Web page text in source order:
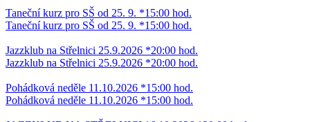
Taneční kurz pro SŠ od 25. 9. *15:00 hod.
Taneční kurz pro SŠ od 25. 9. *15:00 hod.
Jazzklub na Střelnici 25.9.2026 *20:00 hod.
Jazzklub na Střelnici 25.9.2026 *20:00 hod.
Pohádková neděle 11.10.2026 *15:00 hod.
Pohádková neděle 11.10.2026 *15:00 hod.